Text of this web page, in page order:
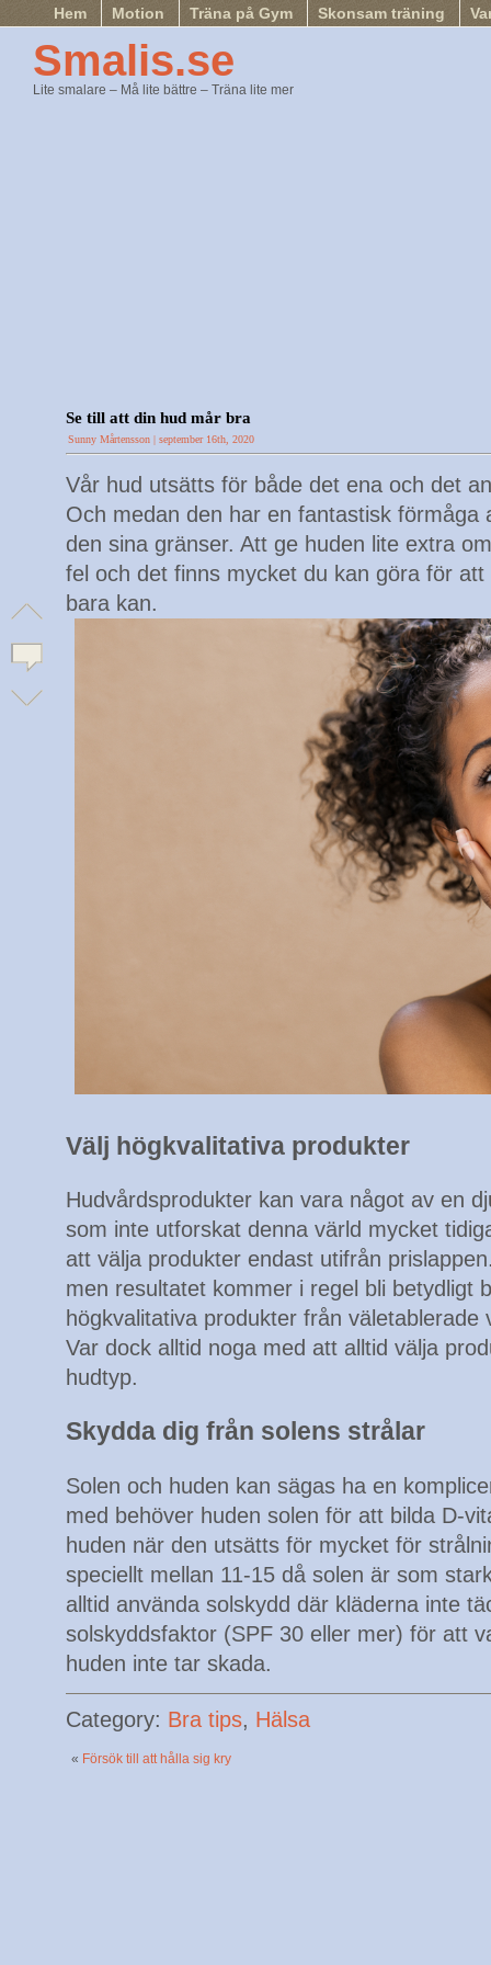
Hem Motion Träna på Gym Skonsam träning
Smalis.se
Lite smalare – Må lite bättre – Träna lite mer
Se till att din hud mår bra
Sunny Mårtensson | september 16th, 2020
Vår hud utsätts för både det ena och det
Och medan den har en fantastisk
den sina gränser. Att ge huden lite extra
fel och det finns mycket du kan göra för
bara kan.
Välj högkvalitativa produkter
Hudvårdsprodukter kan vara något av en
som inte utforskat denna värld mycket
att välja produkter endast utifrån
men resultatet kommer i regel bli betydligt
högkvalitativa produkter från
Var dock alltid noga med att alltid välja
hudtyp.
Skydda dig från solens strålar
Solen och huden kan sägas ha en
med behöver huden solen för att bilda D-
huden när den utsätts för mycket för
speciellt mellan 11-15 då solen är som
alltid använda solskydd där kläderna inte
solskyddsfaktor (SPF 30 eller mer) för att
huden inte tar skada.
Category: Bra tips, Hälsa
« Försök till att hålla sig kry